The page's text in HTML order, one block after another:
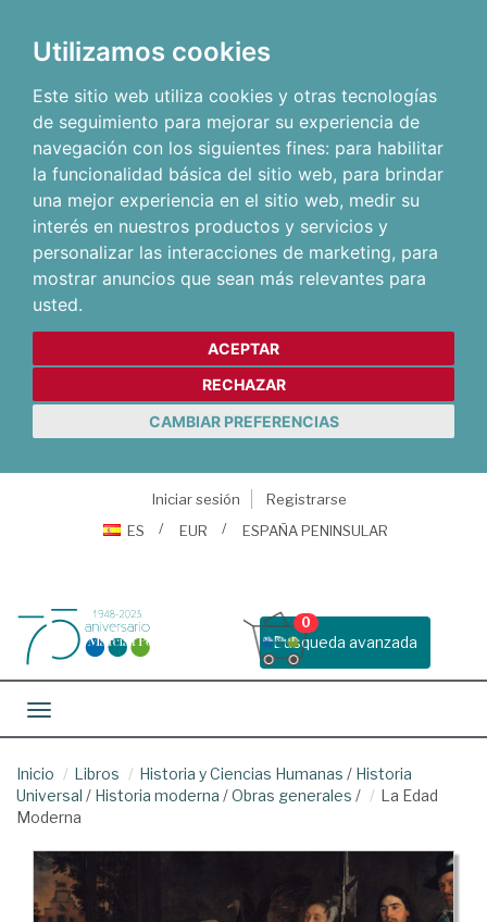
Utilizamos cookies
Este sitio web utiliza cookies y otras tecnologías
de seguimiento para mejorar su experiencia de
navegación con los siguientes fines: para habilitar
la funcionalidad básica del sitio web, para brindar
una mejor experiencia en el sitio web, medir su
interés en nuestros productos y servicios y
personalizar las interacciones de marketing, para
mostrar anuncios que sean más relevantes para
usted.
ACEPTAR
RECHAZAR
CAMBIAR PREFERENCIAS
Iniciar sesión
Registrarse
ES
EUR ESPAÑA PENINSULAR
Busqueda avanzada
0
Toggle navigation
Inicio Libros Historia y Ciencias Humanas / Historia
Universal / Historia moderna /Obras generales /
La Edad
Moderna